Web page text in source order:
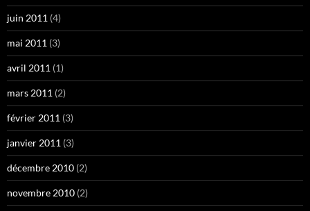
juin 2011 (4)
mai 2011 (3)
avril 2011 (1)
mars 2011 (2)
février 2011 (3)
janvier 2011 (3)
décembre 2010 (2)
novembre 2010 (2)